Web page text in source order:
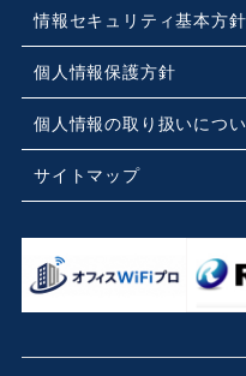
情報セキュリティ基本方針
個人情報保護方針
個人情報の取り扱いにつ
サイトマップ